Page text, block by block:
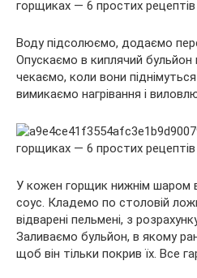
Воду підсолюємо, додаємо
Опускаємо в киплячий бульйон
чекаємо, коли вони
вимикаємо нагрівання і
У кожен горщик нижнім шаром
соус. Кладемо по столовій
відварені пельмені, з
Заливаємо бульйон, в якому
щоб він тільки покрив їх. Все